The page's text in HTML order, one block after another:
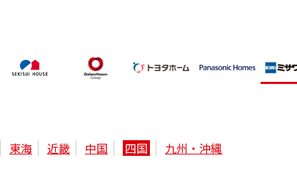
東海 近畿 中国 四国 九州・沖縄